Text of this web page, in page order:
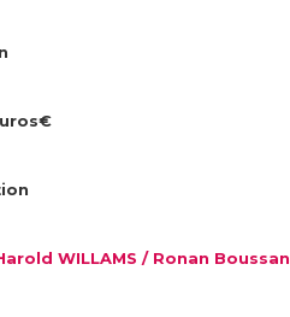
WILLAMS / Ronan